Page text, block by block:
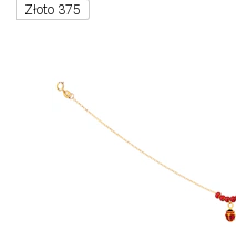
Złoto 375